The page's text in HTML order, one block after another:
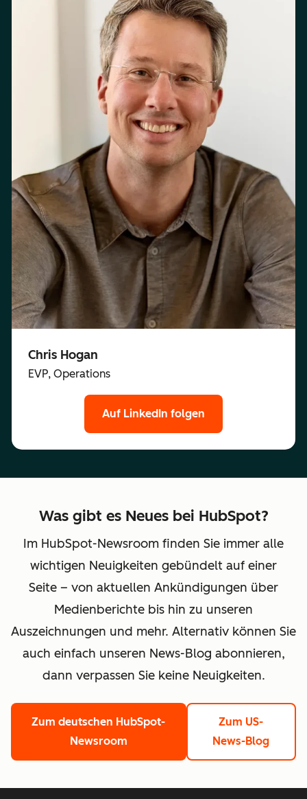
Chris Hogan
EVP, Operations
Auf LinkedIn folgen
Was gibt es Neues bei HubSpot?
Im HubSpot-Newsroom finden Sie immer alle
wichtigen Neuigkeiten gebündelt auf einer
Seite – von aktuellen Ankündigungen über
Medienberichte bis hin zu unseren
Auszeichnungen und mehr. Alternativ können Sie
auch einfach unseren News-Blog abonnieren,
dann verpassen Sie keine Neuigkeiten.
Zum deutschen HubSpot-
Newsroom
Zum US-
News-Blog